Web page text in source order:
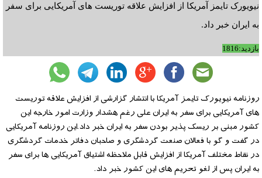
نیویورک تایمز آمریکا از افزایش علاقه توریست های آمریکایی برای سفر
به ایران خبر داد.
بازدید:1816
روزنامه نیویورک تایمز آمریکا با انتشار گزارشی از افزایش علاقه توریست
های آمریکایی برای سفر به ایران علی رغم هشدار وزارت امور خارجه این
کشور مبنی بر ریسک پذیر بودن سفر به ایران خبر داد.این روزنامه آمریکایی
در گفت و گو با فعالان صنعت گردشگری و صاحبان دفاتر خدمات گردشگری
در نقاط مختلف آمریکا از افزایش قابل ملاحظه اشتیاق آمریکایی ها برای سفر
به ایران پس از لغو تحریم های این کشور خبر داد.